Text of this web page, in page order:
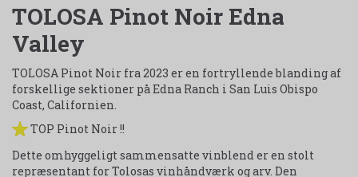
TOLOSA Pinot Noir Edna
Valley
TOLOSA Pinot Noir fra 2023 er en fortryllende blanding af
forskellige sektioner på Edna Ranch i San Luis Obispo
Coast, Californien.
TOP Pinot Noir !!
Dette omhyggeligt sammensatte vinblend er en stolt
repræsentant for Tolosas vinhåndværk og arv. Den